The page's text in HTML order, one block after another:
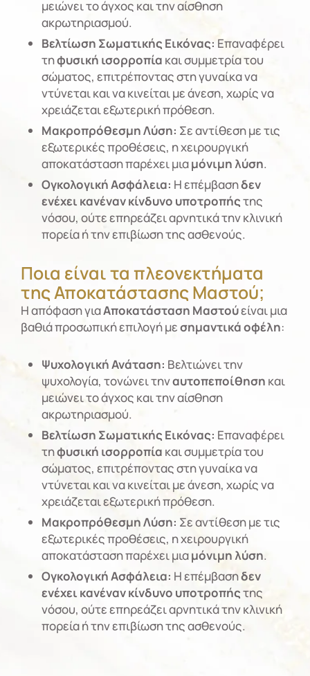
μειώνει το άγχος και την αίσθηση
ακρωτηριασμού.
Βελτίωση Σωματικής Εικόνας: Επαναφέρει
τηφυσική ισορροπία και συμμετρία του
σώματος, επιτρέποντας στη γυναίκα να
ντύνεται και να κινείται με άνεση, χωρίς να
χρειάζεται εξωτερική πρόθεση.
Μακροπρόθεσμη Λύση: Σε αντίθεση με τις
εξωτερικές προθέσεις, η χειρουργική
αποκατάσταση παρέχει μιαμόνιμη λύση.
Ογκολογική Ασφάλεια: Η επέμβασηδεν
ενέχει κανέναν κίνδυνο υποτροπήςτης
νόσου, ούτε επηρεάζει αρνητικά την κλινική
πορεία ή την επιβίωση της ασθενούς.
Ποια είναι τα πλεονεκτήματα
της Αποκατάστασης Μαστού;
Η απόφαση γιαΑποκατάσταση Μαστούείναι μια
βαθιά προσωπική επιλογή μεσημαντικά οφέλη:
Ψυχολογική Ανάταση: Βελτιώνει την
ψυχολογία, τονώνει τηναυτοπεποίθηση και
μειώνει το άγχος και την αίσθηση
ακρωτηριασμού.
Βελτίωση Σωματικής Εικόνας: Επαναφέρει
τηφυσική ισορροπία και συμμετρία του
σώματος, επιτρέποντας στη γυναίκα να
ντύνεται και να κινείται με άνεση, χωρίς να
χρειάζεται εξωτερική πρόθεση.
Μακροπρόθεσμη Λύση: Σε αντίθεση με τις
εξωτερικές προθέσεις, η χειρουργική
αποκατάσταση παρέχει μιαμόνιμη λύση.
Ογκολογική Ασφάλεια: Η επέμβασηδεν
ενέχει κανέναν κίνδυνο υποτροπήςτης
νόσου, ούτε επηρεάζει αρνητικά την κλινική
πορεία ή την επιβίωση της ασθενούς.